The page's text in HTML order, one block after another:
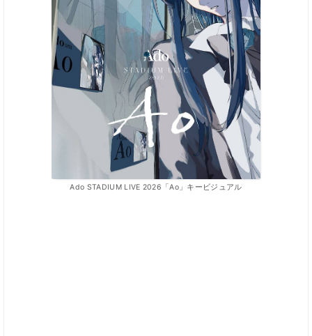
Ado STADIUM LIVE 2026「Ao」キービジュアル